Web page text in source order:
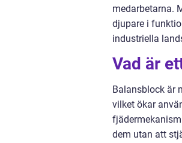
medarbetarna.
djupare i
industriella
Vad är
Balansblock är
vilket ökar
dem utan att